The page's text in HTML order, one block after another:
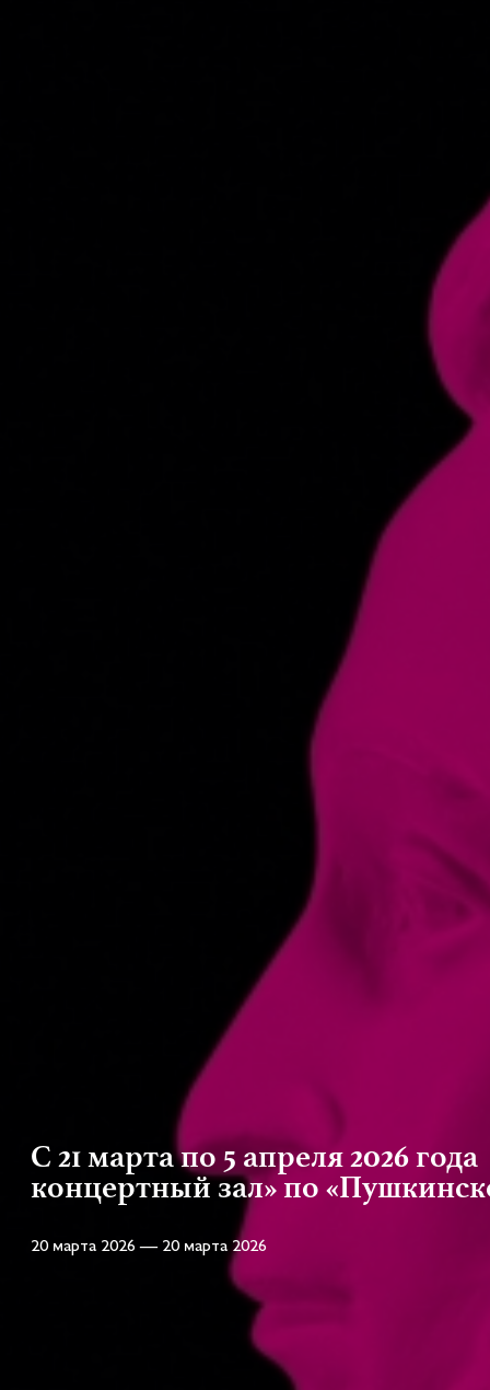
С 21 марта по 5 апреля 2026
концертный зал» по
20 марта 2026 — 20 марта 2026